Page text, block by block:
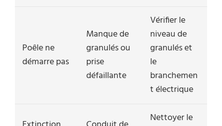
Poêle ne
démarre pas
Manque de
granulés ou
prise
défaillante
Vérifier le
niveau de
granulés et
le
branchemen
t électrique
Nettoyer le